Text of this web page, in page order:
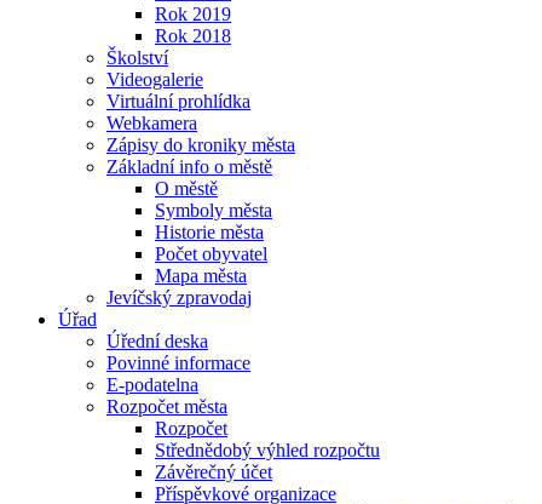
Rok 2019
Rok 2018
Školství
Videogalerie
Virtuální prohlídka
Webkamera
Zápisy do kroniky města
Základní info o městě
O městě
Symboly města
Historie města
Počet obyvatel
Mapa města
Jevíčský zpravodaj
Úřad
Úřední deska
Povinné informace
E-podatelna
Rozpočet města
Rozpočet
Střednědobý výhled rozpočtu
Závěrečný účet
Příspěvkové organizace